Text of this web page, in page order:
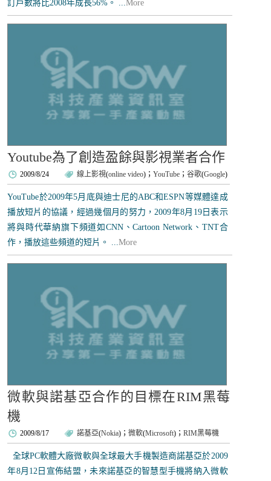
訂戶數將比2008年成長56%。 ...More
Youtube為了創造盈餘與影視業者合作
2009/8/24 線上影視(online video)；YouTube ；谷歌(Google)
YouTube於2009年5月底與迪士尼的ABC和ESPN等媒體達成
播放短片的協議，經過幾個月的努力，2009年8月19日表示
將與時代華納旗下頻道如CNN、Cartoon Network、TNT合
作，播放這些頻道的短片。 ...More
微軟與諾基亞合作的目標在RIM黑莓
機
2009/8/17 諾基亞(Nokia)；微軟(Microsoft)；RIM黑莓機
全球PC軟體大廠微軟與全球最大手機製造商諾基亞於2009
年8月12日宣佈結盟，未來諾基亞的智慧型手機將納入微軟